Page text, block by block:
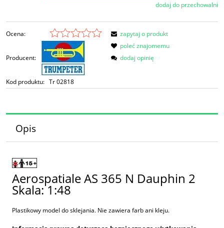
dodaj do przechowalni
Ocena:
Producent:
Kod produktu: Tr 02818
zapytaj o produkt
poleć znajomemu
dodaj opinię
Opis
Aerospatiale AS 365 N Dauphin 2
Skala: 1:48
Plastikowy model do sklejania. Nie zawiera farb ani kleju.